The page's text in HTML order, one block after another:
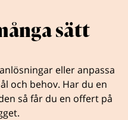
sätt
eller anpassa
och behov. Har du en
så får du en offert på